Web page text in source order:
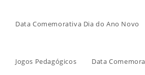
Data Comemorativa Dia do Ano Novo
Jogos Pedagógicos Data